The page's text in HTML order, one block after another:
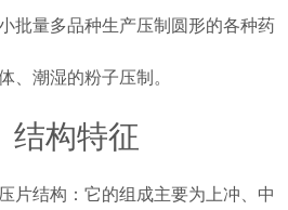
批量多品种生产压制圆形的各种药
、潮湿的粉子压制。
结构特征
片结构：它的组成主要为上冲、中